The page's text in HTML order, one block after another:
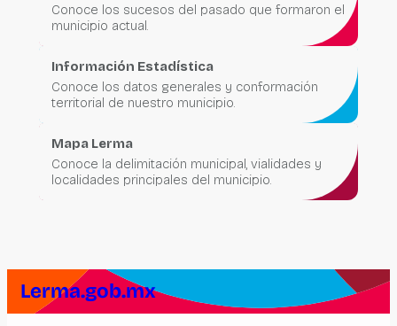
Conoce los sucesos del pasado que formaron el
municipio actual.
Información Estadística
Conoce los datos generales y conformación
territorial de nuestro municipio.
Mapa Lerma
Conoce la delimitación municipal, vialidades y
localidades principales del municipio.
Lerma.gob.mx